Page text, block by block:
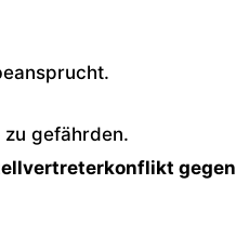
zu gefährden.
gegen